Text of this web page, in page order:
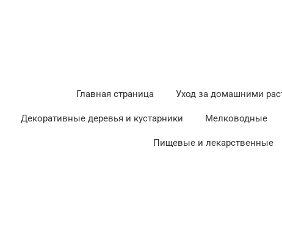
Главная страница Уход за домашними
Декоративные деревья и кустарники Мелководные
Пищевые и лекарственные